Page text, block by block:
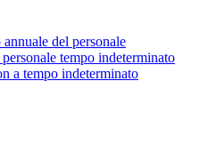
del personale
tempo indeterminato
a tempo indeterminato